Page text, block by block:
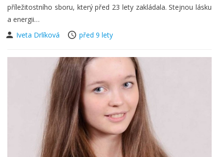
příležitostního sboru, který před 23 lety zakládala. Stejnou lásku
a energii…
Iveta Drlíková
před 9 lety